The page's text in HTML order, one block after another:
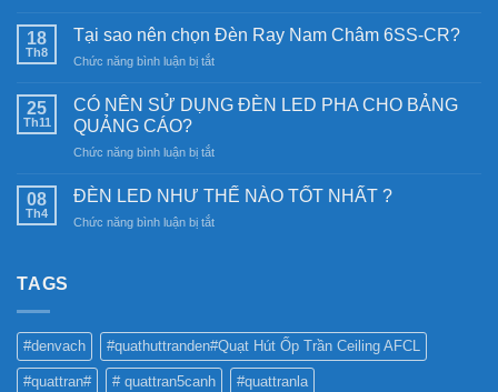
năng
mặt
Khám
nghệ
sáng
bền
18
Th8
Tại sao nên chọn Đèn Ray Nam Châm 6SS-CR?
Chức năng bình luận bị tắtở
sao
Đèn
Nam
6SS-
25
Th11
CÓ NÊN SỬ DỤNG ĐÈN LED PHA CHO BẢNG
QUẢNG CÁO?
Chức năng bình luận bị tắtở
NÊN
DỤNG
QUẢNG
CÁO?
08
Th4
ĐÈN LED NHƯ THẾ NÀO TỐT NHẤT ?
Chức năng bình luận bị tắtở
TỐT
NHẤT
?
TAGS
#denvach #quathuttranden#Quạt Hút Ốp Trần Ceiling AFCL
#quattran# # quattran5canh #quattranla